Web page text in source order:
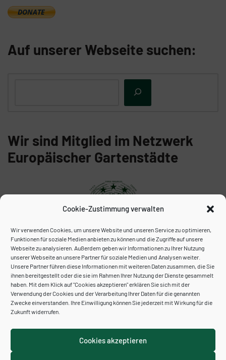
Cookie-Zustimmung verwalten
Wir verwenden Cookies, um unsere Website und unseren Service zu optimieren,
Funktionen für soziale Medien anbieten zu können und die Zugriffe auf unsere
Webseite zu analysieren. Außerdem geben wir Informationen zu Ihrer Nutzung
unserer Webseite an unsere Partner für soziale Medien und Analysen weiter.
Unsere Partner führen diese Informationen mit weiteren Daten zusammen, die Sie
ihnen bereitgestellt oder die sie im Rahmen Ihrer Nutzung der Dienste gesammelt
haben. Mit dem Klick auf "Cookies akzeptieren" erklären Sie sich mit der
Verwendung der Cookies und der Verarbeitung Ihrer Daten für die genannten
Zwecke einverstanden. Ihre Einwilligung können Sie jederzeit mit Wirkung für die
Zukunft widerrufen.
Cookies akzeptieren
Auf unserer Webseite suchen:
Wir sind Mitglied im Netzwerk
Europäischer Gartenstädte
Unser Archiv: